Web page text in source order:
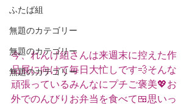
ふたば組
無題のカテゴリー
無題のカテゴリー
無題のカテゴリー
今、れんげ組さんは来週末に控えた作
品展に向けて毎日大忙しです💨そんな
頑張っているみんなにプチご褒美💖お
外でのんびりお弁当を食べて🍱思いっ